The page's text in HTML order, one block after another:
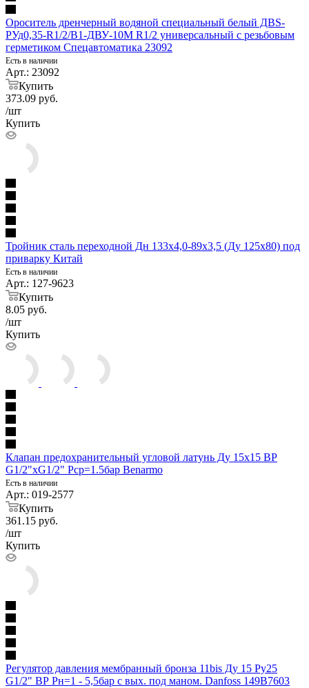
Ороситель дренчерный водяной специальный белый ДBS-
РУд0,35-R1/2/В1-ДВУ-10М R1/2 универсальный с резьбовым
герметиком Спецавтоматика 23092
Есть в наличии
Арт.: 23092
Купить
373.09 руб.
/шт
Купить
Тройник сталь переходной Дн 133х4,0-89х3,5 (Ду 125х80) под
приварку Китай
Есть в наличии
Арт.: 127-9623
Купить
8.05 руб.
/шт
Купить
Клапан предохранительный угловой латунь Ду 15х15 ВР
G1/2"хG1/2" Рср=1.5бар Benarmo
Есть в наличии
Арт.: 019-2577
Купить
361.15 руб.
/шт
Купить
Регулятор давления мембранный бронза 11bis Ду 15 Ру25
G1/2" ВР Рн=1 - 5,5бар с вых. под маном. Danfoss 149B7603